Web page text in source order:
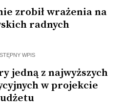
zrobił wrażenia na
radnych
WPIS
jedną z najwyższych
w projekcie